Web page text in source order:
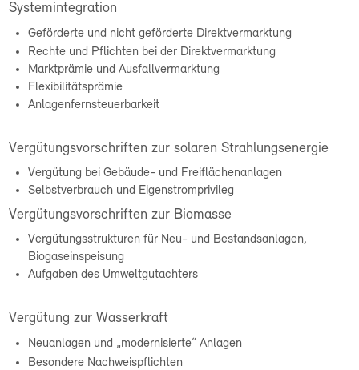
Systemintegration
Geförderte und nicht geförderte Direktvermarktung
Rechte und Pflichten bei der Direktvermarktung
Marktprämie und Ausfallvermarktung
Flexibilitätsprämie
Anlagenfernsteuerbarkeit
Vergütungsvorschriften zur solaren Strahlungsenergie
Vergütung bei Gebäude- und Freiflächenanlagen
Selbstverbrauch und Eigenstromprivileg
Vergütungsvorschriften zur Biomasse
Vergütungsstrukturen für Neu- und Bestandsanlagen,
Biogaseinspeisung
Aufgaben des Umweltgutachters
Vergütung zur Wasserkraft
Neuanlagen und „modernisierte“ Anlagen
Besondere Nachweispflichten